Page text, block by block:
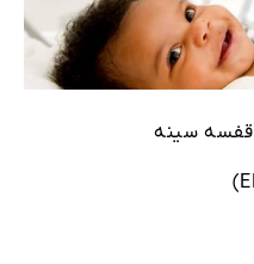
سینه